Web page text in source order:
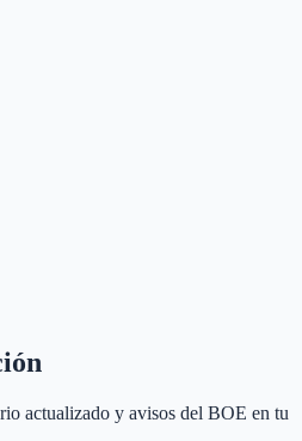
actualizado y avisos del BOE en tu